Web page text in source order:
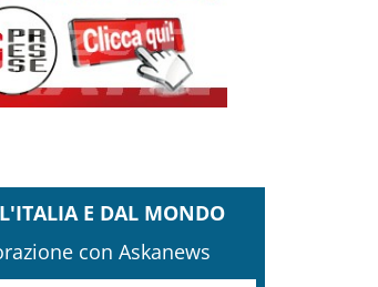
E DAL MONDO
con Askanews